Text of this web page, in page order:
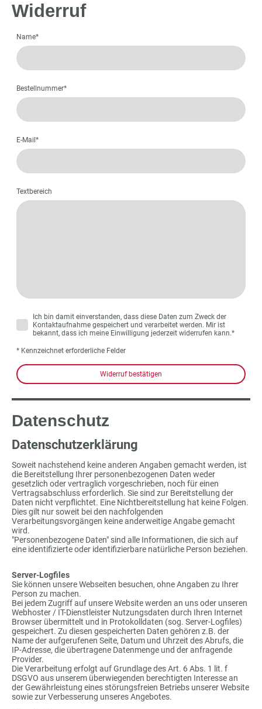
Widerruf
Name*
Bestellnummer*
E-Mail *
Textbereich
Ich bin damit einverstanden, dass diese Daten zum Zweck der
Kontaktaufnahme gespeichert und verarbeitet werden. Mir ist
bekannt, dass ich meine Einwilligung jederzeit widerrufen kann.*
* Kennzeichnet erforderliche Felder
Widerruf bestätigen
Datenschutz
Datenschutzerklärung
Soweit nachstehend keine anderen Angaben gemacht werden, ist
die Bereitstellung Ihrer personenbezogenen Daten weder
gesetzlich oder vertraglich vorgeschrieben, noch für einen
Vertragsabschluss erforderlich. Sie sind zur Bereitstellung der
Daten nicht verpflichtet. Eine Nichtbereitstellung hat keine Folgen.
Dies gilt nur soweit bei den nachfolgenden
Verarbeitungsvorgängen keine anderweitige Angabe gemacht
wird.
"Personenbezogene Daten" sind alle Informationen, die sich auf
eine identifizierte oder identifizierbare natürliche Person beziehen.
Server-Logfiles
Sie können unsere Webseiten besuchen, ohne Angaben zu Ihrer
Person zu machen.
Bei jedem Zugriff auf unsere Website werden an uns oder unseren
Webhoster / IT-Dienstleister Nutzungsdaten durch Ihren Internet
Browser übermittelt und in Protokolldaten (sog. Server-Logfiles)
gespeichert. Zu diesen gespeicherten Daten gehören z.B. der
Name der aufgerufenen Seite, Datum und Uhrzeit des Abrufs, die
IP-Adresse, die übertragene Datenmenge und der anfragende
Provider.
Die Verarbeitung erfolgt auf Grundlage des Art. 6 Abs. 1 lit. f
DSGVO aus unserem überwiegenden berechtigten Interesse an
der Gewährleistung eines störungsfreien Betriebs unserer Website
sowie zur Verbesserung unseres Angebotes.